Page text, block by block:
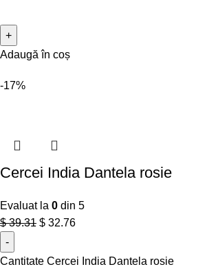
Adaugă în coș
-17%
Cercei India Dantela rosie
Evaluat la 0 din 5
$39.31 $ 32.76
Cantitate Cercei India Dantela rosie